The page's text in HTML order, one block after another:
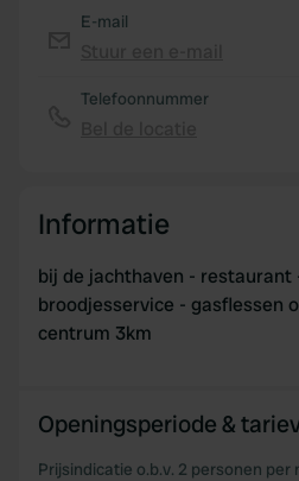
E-mail
Telefoonnummer
Informatie
bij de jachthaven - restaurant
broodjesservice - gasflessen
centrum 3km
Openingsperiode &
Prijsindicatie o.b.v. 2 personen per